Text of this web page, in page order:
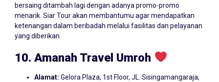
bersaing ditambah lagi dengan adanya promo-promo
menarik. Siar Tour akan membantumu agar mendapatkan
ketenangan dalam beribadah melalui fasilitas dan pelayanan
yang diberikan.
10. Amanah Travel Umroh
Alamat: Gelora Plaza, 1st Floor, JL. Sisingamangaraja,